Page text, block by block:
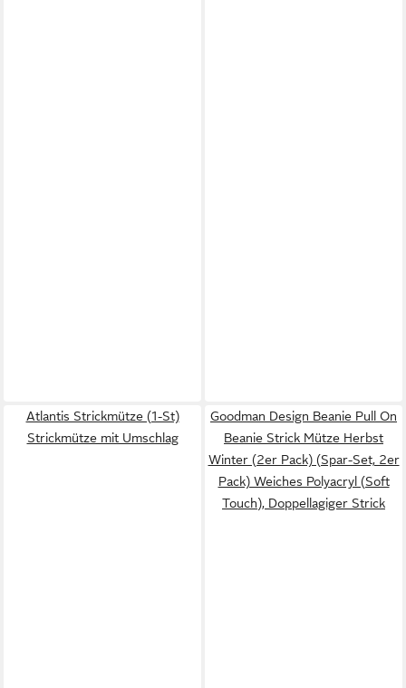
Atlantis Strickmütze (1-St)
Strickmütze mit Umschlag
Goodman Design Beanie Pull On
Beanie Strick Mütze Herbst
Winter (2er Pack) (Spar-Set, 2er
Pack) Weiches Polyacryl (Soft
Touch), Doppellagiger Strick